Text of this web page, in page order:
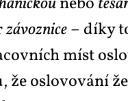
zá­voz­ni­ce– dí­ky
míst
oslo­vo­vá­ní